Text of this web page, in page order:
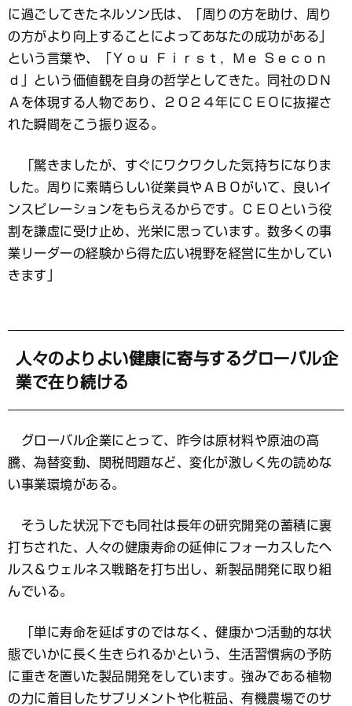
に過ごしてきたネルソン氏は、「周りの方を助け、周り
の方がより向上することによってあなたの成功がある」
という言葉や、「Ｙｏｕ Ｆｉｒｓｔ，Ｍｅ Ｓｅｃｏｎ
ｄ」という価値観を自身の哲学としてきた。同社のＤＮ
Ａを体現する人物であり、２０２４年にＣＥＯに抜擢さ
れた瞬間をこう振り返る。
「驚きましたが、すぐにワクワクした気持ちになりま
した。周りに素晴らしい従業員やＡＢＯがいて、良いイ
ンスピレーションをもらえるからです。ＣＥＯという役
割を謙虚に受け止め、光栄に思っています。数多くの事
業リーダーの経験から得た広い視野を経営に生かしてい
きます」
人々のよりよい健康に寄与するグローバル企
業で在り続ける
グローバル企業にとって、昨今は原材料や原油の高
騰、為替変動、関税問題など、変化が激しく先の読めな
い事業環境がある。
そうした状況下でも同社は長年の研究開発の蓄積に裏
打ちされた、人々の健康寿命の延伸にフォーカスしたヘ
ルス＆ウェルネス戦略を打ち出し、新製品開発に取り組
んでいる。
「単に寿命を延ばすのではなく、健康かつ活動的な状
態でいかに長く生きられるかという、生活習慣病の予防
に重きを置いた製品開発をしています。強みである植物
の力に着目したサプリメントや化粧品、有機農場でのサ